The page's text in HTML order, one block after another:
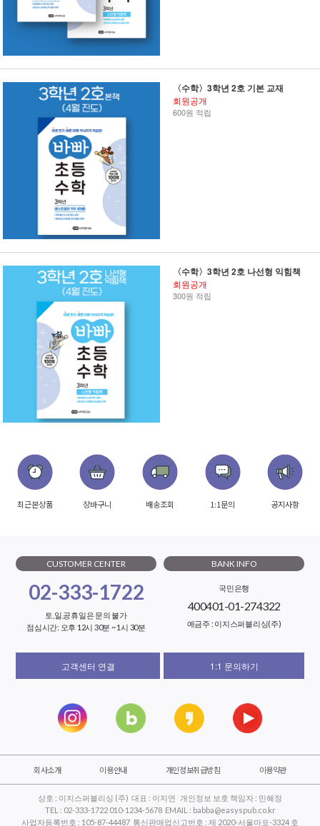
〈수학〉3학년 2호 기본 교재
회원공개
600원 적립
〈수학〉3학년 2호 나선형 익힘책
회원공개
300원 적립
최근본상품 장바구니 배송조회 1:1문의 공지사항
CUSTOMER CENTER
02-333-1722
토,일,공휴일은 문의 불가
점심시간: 오후 12시 30분 ~ 1시 30분
BANK INFO
국민은행
400401-01-274322
예금주 : 이지스퍼블리싱(주)
고객센터 연결 1:1 문의하기
회사소개 이용안내 개인정보취급방침 이용약관
상호 : 이지스퍼블리싱 (주) 대표 : 이지연 개인정보 보호 책임자 : 민혜정
TEL : 02-333-1722 010-1234-5678 EMAIL : babba@easyspub.co.kr
사업자등록번호 : 105-87-44487 통신판매업신고번호 : 제 2020-서울마포-3324 호